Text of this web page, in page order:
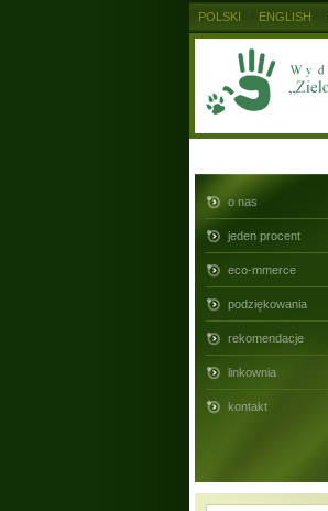
o nas
jeden procent
eco-mmerce
podziękowania
rekomendacje
linkownia
kontakt
POLSKI ENGLISH